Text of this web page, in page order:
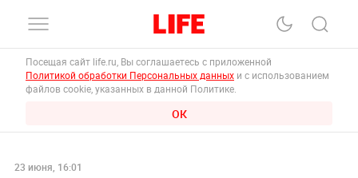
Посещая сайт life.ru, Вы соглашаетесь с приложенной
Политикой обработки Персональных данных и с использованием
файлов cookie, указанных в данной Политике.
ОК
23 июня, 16:01